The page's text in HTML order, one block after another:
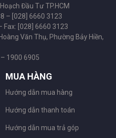
Đầu Tư TP.HCM
– [028] 6660 3123
Fax: [028] 6660 3123
Văn Thụ, Phường Bảy Hiền,
1900 6905
MUA HÀNG
Hướng dẫn mua hàng
Hướng dẫn thanh toán
Hướng dẫn mua trả góp